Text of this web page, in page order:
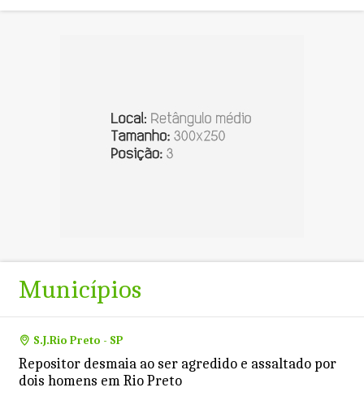
Municípios
S.J.Rio Preto - SP
Repositor desmaia ao ser agredido e assaltado por
dois homens em Rio Preto